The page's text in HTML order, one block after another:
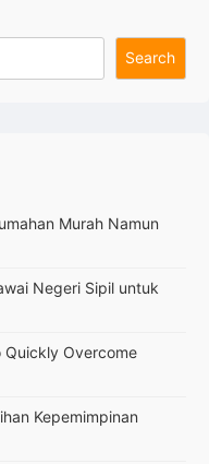
Search
Murah Namun
Negeri Sipil untuk
Quickly Overcome
Kepemimpinan